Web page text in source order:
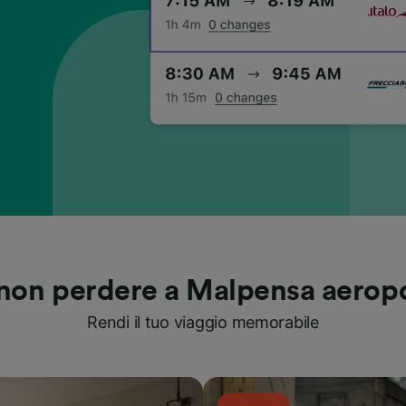
perdere a Malpensa
Rendi il tuo viaggio memorabile